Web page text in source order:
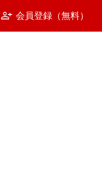
person_add 会員登録（無料）